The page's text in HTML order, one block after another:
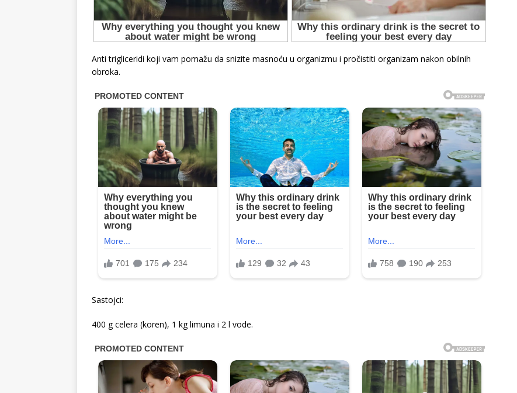
Anti trigliceridi koji vam pomažu da snizite masnoću u organizmu i pročistiti organizam nakon obilnih
obroka.
Sastojci:
400 g celera (koren), 1 kg limuna i 2 l vode.